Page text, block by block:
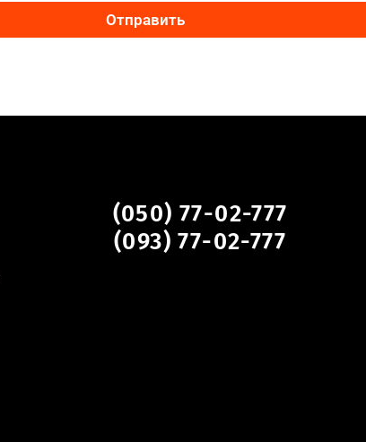
Отправить
(050) 77-02-777
(093) 77-02-777